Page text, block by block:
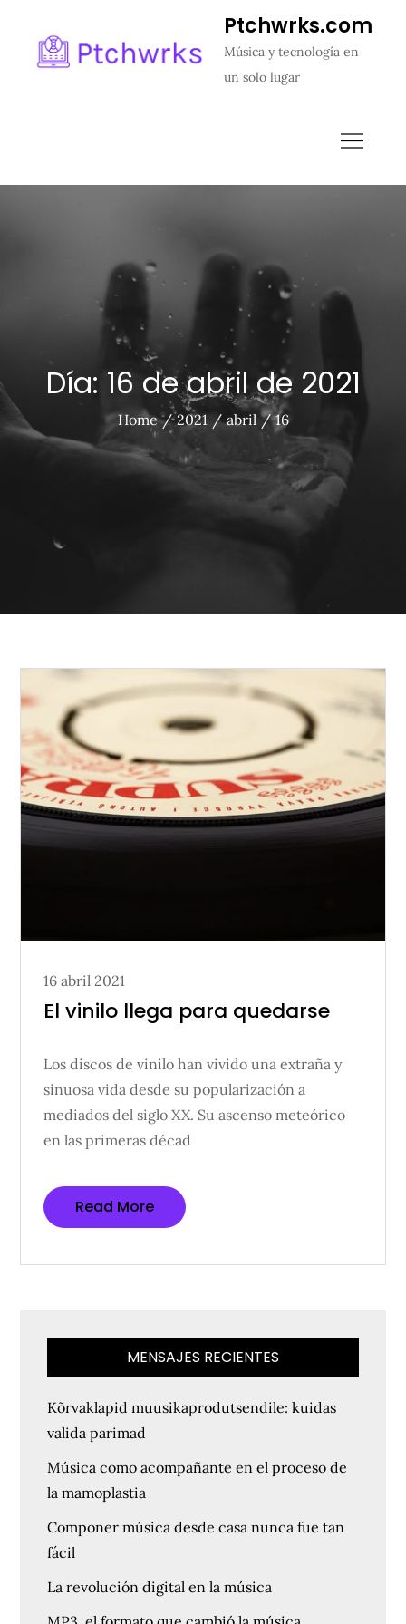
content
Ptchwrks.com
Música y tecnología en
un solo lugar
Día: 16 de abril de 2021
Home 2021 abril 16
Posted
on
16 abril 2021
El vinilo llega para quedarse
Los discos de vinilo han vivido una extraña y
sinuosa vida desde su popularización a
mediados del siglo XX. Su ascenso meteórico
en las primeras décad
Read More
MENSAJES RECIENTES
Kõrvaklapid muusikaprodutsendile: kuidas
valida parimad
Música como acompañante en el proceso de
la mamoplastia
Componer música desde casa nunca fue tan
fácil
La revolución digital en la música